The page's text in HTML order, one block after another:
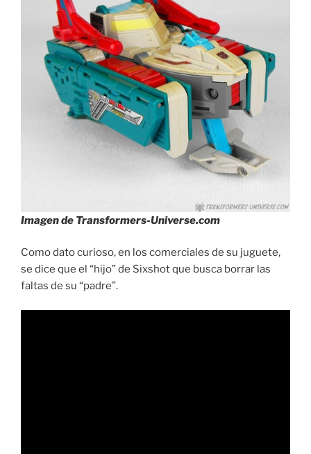
Imagen de Transformers-Universe.com
Como dato curioso, en los comerciales de su juguete,
se dice que el “hijo” de Sixshot que busca borrar las
faltas de su “padre”.